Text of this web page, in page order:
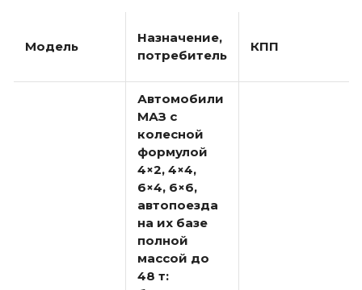
Модель
Назначение,
потребитель
КПП
Автомобили
МАЗ с
колесной
формулой
4×2, 4×4,
6×4, 6×6,
автопоезда
на их базе
полной
массой до
48 т: